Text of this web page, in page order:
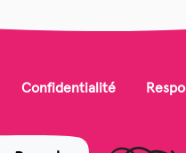
Confidentialité